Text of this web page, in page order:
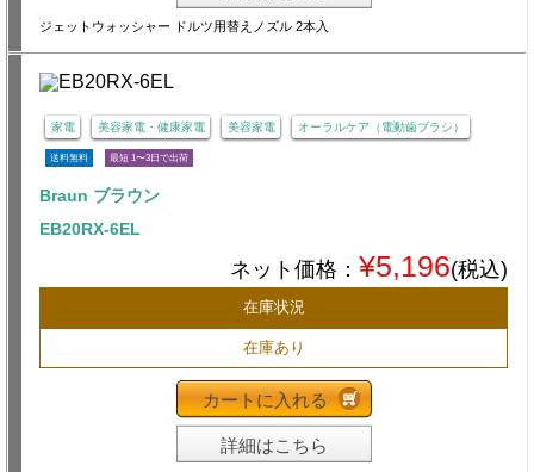
ジェットウォッシャー ドルツ用替えノズル 2本入
家電 美容家電・健康家電 美容家電 オーラルケア（電動歯ブラシ）
送料無料 最短 1〜3日で出荷
Braun ブラウン
EB20RX-6EL
ネット価格： ¥5,196(税込)
在庫状況
在庫あり
カートに入れる
詳細はこちら